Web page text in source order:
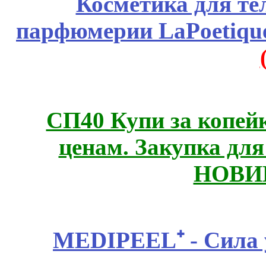
парфюмерии
СП40 Купи за
ценам. Закупка
MEDIPEEL⁺ - Сила